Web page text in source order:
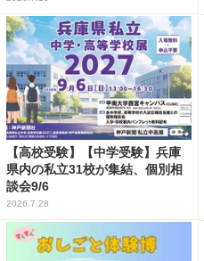
【高校受験】【中学受験】兵庫
県内の私立31校が集結、個別相
談会9/6
2026.7.28